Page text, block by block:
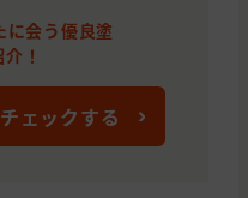
根の塗装
根の塗装
いので相談したい
に会う優良塗
！
ェックする